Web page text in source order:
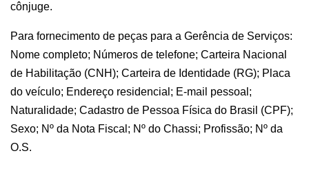
cônjuge.
Para fornecimento de peças para a Gerência de Serviços:
Nome completo; Números de telefone; Carteira Nacional
de Habilitação (CNH); Carteira de Identidade (RG); Placa
do veículo; Endereço residencial; E-mail pessoal;
Naturalidade; Cadastro de Pessoa Física do Brasil (CPF);
Sexo; Nº da Nota Fiscal; Nº do Chassi; Profissão; Nº da
O.S.